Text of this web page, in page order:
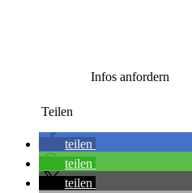
Infos anfordern
Teilen
teilen
teilen
teilen